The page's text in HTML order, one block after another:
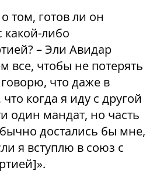
том, готов ли он
какой-либо
– Эли Авидар
все, чтобы не потерять
что даже в
когда я иду с другой
один мандат, но часть
достались бы мне,
я вступлю в союз с